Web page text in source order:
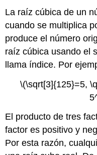
La raíz cúbica de un
cuando se multiplica
produce el número
raíz cúbica usando el
llama índice. Por
\(\sqrt[3]{125}=5,
El producto de tres
factor es positivo y
Por esta razón,